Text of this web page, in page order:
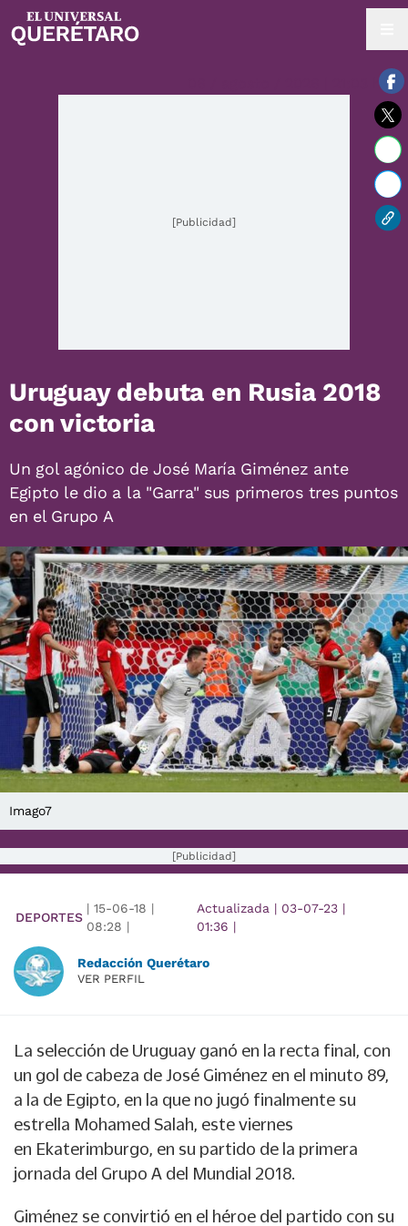
06 / agosto / 2026 | 21:03 hrs.
[Publicidad]
Uruguay debuta en Rusia 2018
con victoria
Un gol agónico de José María Giménez ante
Egipto le dio a la "Garra" sus primeros tres puntos
en el Grupo A
Imago7
[Publicidad]
DEPORTES
| 15-06-18 |
08:28 |
Actualizada | 03-07-23 |
01:36 |
Redacción Querétaro
VER PERFIL
La selección de Uruguay ganó en la recta final, con
un gol de cabeza de José Giménez en el minuto 89,
a la de Egipto , en la que no jugó finalmente su
estrella Mohamed Salah, este viernes
en Ekaterimburgo , en su partido de la primera
jornada del Grupo A del Mundial 2018
Giménez se convirtió en el héroe del partido con su